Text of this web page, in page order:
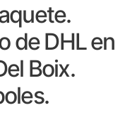
de DHL en
Boix.